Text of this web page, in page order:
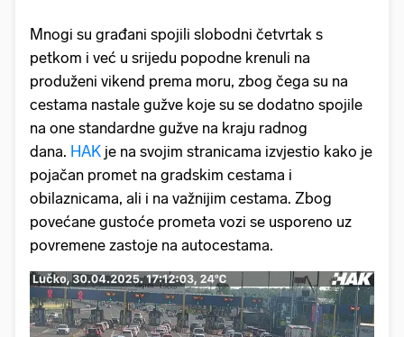
Mnogi su građani spojili slobodni četvrtak s
petkom i već u srijedu popodne krenuli na
produženi vikend prema moru, zbog čega su na
cestama nastale gužve koje su se dodatno spojile
na one standardne gužve na kraju radnog
dana. HAK je na svojim stranicama izvjestio kako je
pojačan promet na gradskim cestama i
obilaznicama, ali i na važnijim cestama. Zbog
povećane gustoće prometa vozi se usporeno uz
povremene zastoje na autocestama.